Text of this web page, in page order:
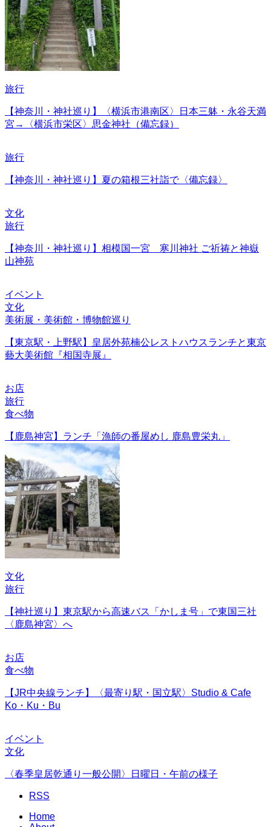
旅行
【神奈川・神社巡り】〈横浜市港南区〉日本三躰・永谷天満
宮→〈横浜市栄区〉思金神社（備忘録）
旅行
【神奈川・神社巡り】夏の箱根三社詣で〈備忘録〉
文化
旅行
【神奈川・神社巡り】相模国一宮 寒川神社 ご祈祷と神嶽
山神苑
イベント
文化
美術展・美術館・博物館巡り
【東京駅・上野駅】皇居外苑楠公レストハウスランチと東京
藝大美術館『相国寺展』
お店
旅行
食べ物
【鹿島神宮】ランチ「漁師の番屋めし 鹿島豊栄丸」
文化
旅行
【神社巡り】東京駅から高速バス「かしま号」で東国三社
〈鹿島神宮〉へ
お店
食べ物
【JR中央線ランチ】〈最寄り駅・国立駅〉Studio & Cafe
Ko・Ku・Bu
イベント
文化
〈春季皇居乾通り一般公開〉日曜日・午前の様子
RSS
Home